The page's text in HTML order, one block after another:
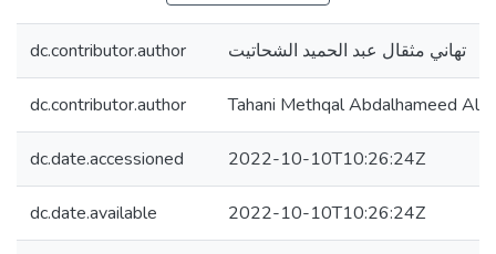
dc.contributor.author تهاني مثقال عبد الحميد الشحاتيت
dc.contributor.author Tahani Methqal Abdalhameed
dc.date.accessioned 2022-10-10T10:26:24Z
dc.date.available 2022-10-10T10:26:24Z